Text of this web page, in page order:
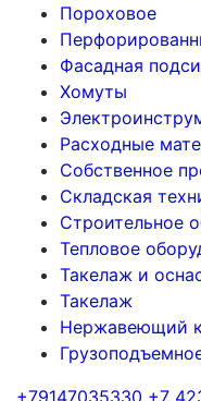
Пороховое
Фасадная
Хомуты
Расходные
Собственное
Складская
Строительное
Тепловое
Такелаж и
Такелаж
Нержавеющий
+79147035330 +7